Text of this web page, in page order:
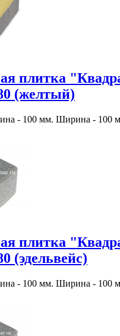
плитка
(желтый)
- 100 мм. Ширина - 100
плитка
(эдельвейс)
- 100 мм. Ширина - 100